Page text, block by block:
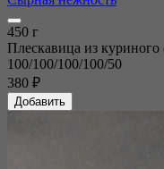
450 г
Плескавица из
100/100/100/100/50
380 ₽
Добавить